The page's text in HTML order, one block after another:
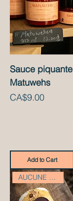
Sauce piquante
Matuwehs
Price
CA$9.00
Add to Cart
AUCUNE LIVRAISON